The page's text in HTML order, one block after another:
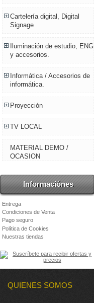
Cartelería digital, Digital
Signage
Iluminación de estudio, ENG
y accesorios.
Informática / Accesorios de
informática.
Proyección
TV LOCAL
MATERIAL DEMO /
OCASION
Informaciónes
Entrega
Condiciones de Venta
Pago seguro
Política de Cookies
Nuestras tiendas
QUIENES SOMOS